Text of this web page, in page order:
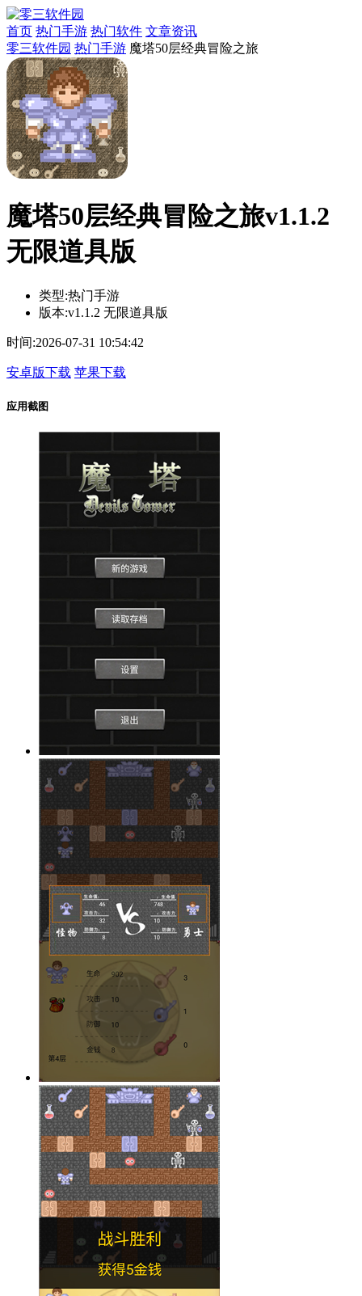
首页 热门手游 热门软件 文章资讯
零三软件园 热门手游 魔塔50层经典冒险之旅
魔塔50层经典冒险之旅v1.1.2
无限道具版
类型:热门手游
版本:v1.1.2 无限道具版
时间:2026-07-31 10:54:42
安卓版下载 苹果下载
应用截图